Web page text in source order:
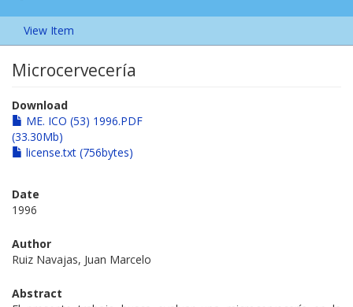
View Item
Microcervecería
Download
ME. ICO (53) 1996.PDF
(33.30Mb)
license.txt (756bytes)
Date
1996
Author
Ruiz Navajas, Juan Marcelo
Abstract